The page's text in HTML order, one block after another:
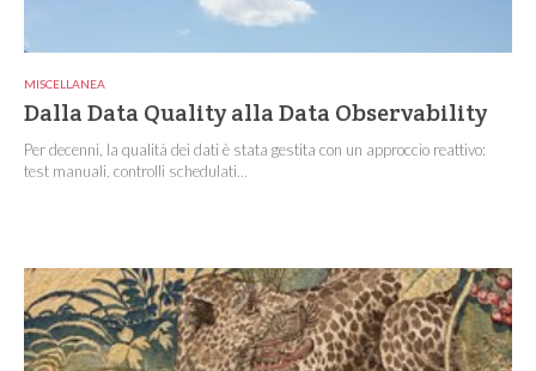
MISCELLANEA
Dalla Data Quality alla Data Observability
Per decenni, la qualità dei dati è stata gestita con un approccio reattivo:
test manuali, controlli schedulati...